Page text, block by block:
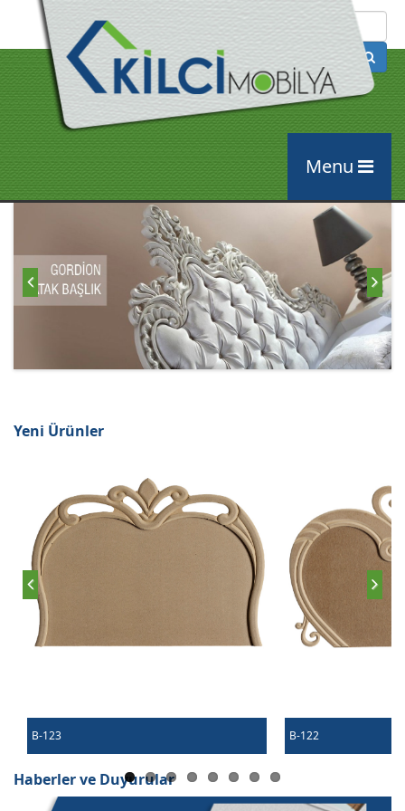
Arama
Menu
Yeni Ürünler
B-123 B-122
Haberler ve Duyurular